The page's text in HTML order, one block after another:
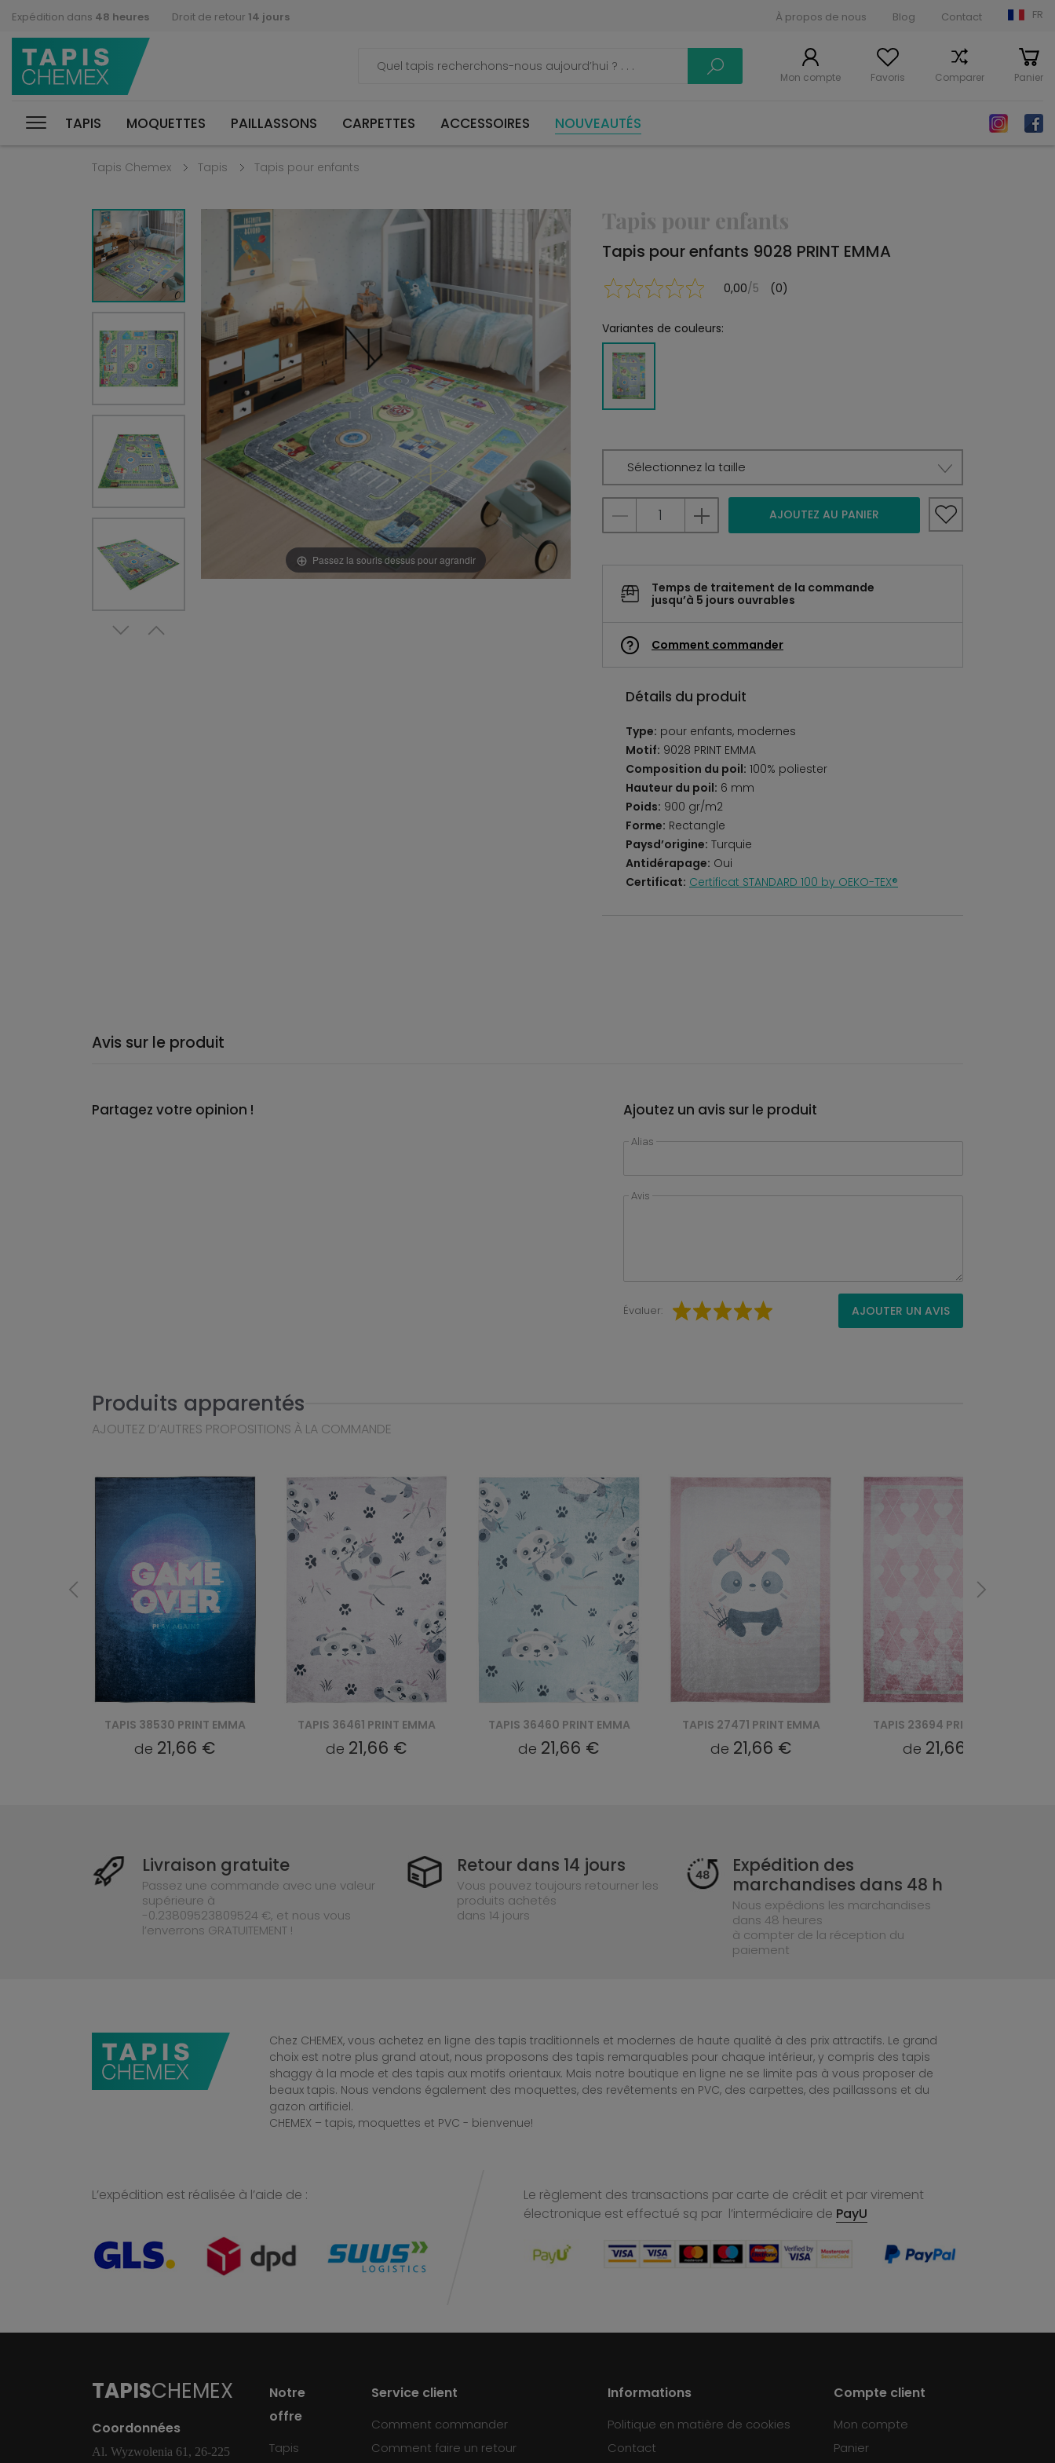
Expédition dans 48 heures Droit de retour 14 jours À propos de nous Blog Contact FR
Mon compte Favoris Comparer Panier
TAPIS MOQUETTES PAILLASSONS CARPETTES ACCESSOIRES NOUVEAUTÉS
Tapis Chemex Tapis Tapis pour enfants
Passez la souris dessus pour agrandir
Tapis pour enfants
Tapis pour enfants 9028 PRINT EMMA
0,00/5 (0)
Variantes de couleurs:
Sélectionnez la taille
AJOUTEZ AU PANIER
Temps de traitement de la commande
jusqu’à 5 jours ouvrables
Comment commander
Détails du produit
Type: pour enfants, modernes
Motif: 9028 PRINT EMMA
Composition du poil: 100% poliester
Hauteur du poil: 6 mm
Poids: 900 gr/m2
Forme: Rectangle
Paysd’origine: Turquie
Antidérapage: Oui
Certificat: Certificat STANDARD 100 by OEKO-TEX®
Avis sur le produit
Partagez votre opinion ! Ajoutez un avis sur le produit
Alias
Avis
Évaluer: AJOUTER UN AVIS
Produits apparentés
AJOUTEZ D’AUTRES PROPOSITIONS À LA COMMANDE
TAPIS 36461 PRINT EMMA
de 21,66 €
TAPIS 36460 PRINT EMMA
de 21,66 €
TAPIS 27471 PRINT EMMA
de 21,66 €
TAPIS 23694 PRINT EMMA
de 21,66 €
TAPIS 23691 PRINT EMMA
de 21,66 €
Livraison gratuite
Passez une commande avec une valeur
supérieure à
-0.23809523809524 €, et nous vous
l’enverrons GRATUITEMENT !
Retour dans 14 jours
Vous pouvez toujours retourner les
produits achetés
dans 14 jours
Expédition des
marchandises dans 48 h
Nous expédions les marchandises
dans 48 heures
à compter de la réception du
paiement
Chez CHEMEX, vous achetez en ligne des tapis traditionnels et modernes de haute qualité à des prix attractifs. Le grand
choix est notre plus grand atout, nous proposons des tapis remarquables pour chaque intérieur, y compris des tapis
shaggy à la mode et des tapis aux motifs orientaux. Mais notre boutique en ligne ne se limite pas à vous proposer de
beaux tapis. Nous vendons également des moquettes, des revêtements en PVC, des carpettes, des paillassons et du
gazon artificiel.
CHEMEX – tapis, moquettes et PVC - bienvenue!
L’expédition est réalisée à l’aide de :
Le règlement des transactions par carte de crédit et par virement
électronique est effectué są par l’intermédiaire de PayU
TAPISCHEMEX
Coordonnées
Al. Wyzwolenia 61, 26-225
Notre
offre
Tapis
Service client
Comment commander
Comment faire un retour
Informations
Politique en matière de cookies
Contact
Compte client
Mon compte
Panier